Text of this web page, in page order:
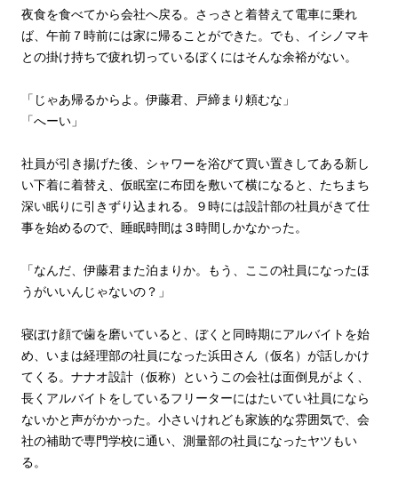
夜食を食べてから会社へ戻る。さっさと着替えて電車に乗れ
ば、午前７時前には家に帰ることができた。でも、イシノマキ
との掛け持ちで疲れ切っているぼくにはそんな余裕がない。
「じゃあ帰るからよ。伊藤君、戸締まり頼むな」
「へーい」
社員が引き揚げた後、シャワーを浴びて買い置きしてある新し
い下着に着替え、仮眠室に布団を敷いて横になると、たちまち
深い眠りに引きずり込まれる。９時には設計部の社員がきて仕
事を始めるので、睡眠時間は３時間しかなかった。
「なんだ、伊藤君また泊まりか。もう、ここの社員になったほ
うがいいんじゃないの？」
寝ぼけ顔で歯を磨いていると、ぼくと同時期にアルバイトを始
め、いまは経理部の社員になった浜田さん（仮名）が話しかけ
てくる。ナナオ設計（仮称）というこの会社は面倒見がよく、
長くアルバイトをしているフリーターにはたいてい社員になら
ないかと声がかかった。小さいけれども家族的な雰囲気で、会
社の補助で専門学校に通い、測量部の社員になったヤツもい
る。